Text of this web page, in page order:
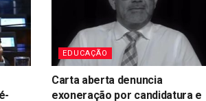
EDUCAÇÃO
Carta aberta denuncia
exoneração por candidatura e